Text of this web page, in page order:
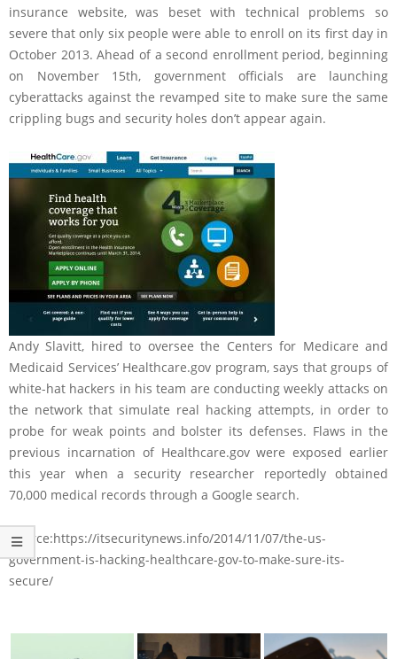
insurance website, was beset with technical problems so
severe that only six people were able to enroll on its first day in
October 2013. Ahead of a second enrollment period, beginning
on November 15th, government officials are launching
cyberattacks against the revamped site to make sure the same
crippling bugs and security holes don’t appear again.
Andy Slavitt, hired to oversee the Centers for Medicare and
Medicaid Services’ Healthcare.gov program, says that groups of
white-hat hackers in his team are conducting weekly attacks on
the network that simulate real hacking attempts, in order to
probe for weak points and bolster its defenses. Flaws in the
previous incarnation of Healthcare.gov were exposed earlier
this year when a security researcher reportedly obtained
70,000 medical records through a Google search.
Source:https://itsecuritynews.info/2014/11/07/the-us-
government-is-hacking-healthcare-gov-to-make-sure-its-
secure/